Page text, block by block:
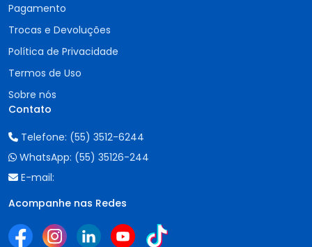
Pagamento
Trocas e Devoluções
Política de Privacidade
Termos de Uso
Sobre nós
Contato
Telefone: (55) 3512-6244
WhatsApp: (55) 35126-244
E-mail:
Acompanhe nas Redes